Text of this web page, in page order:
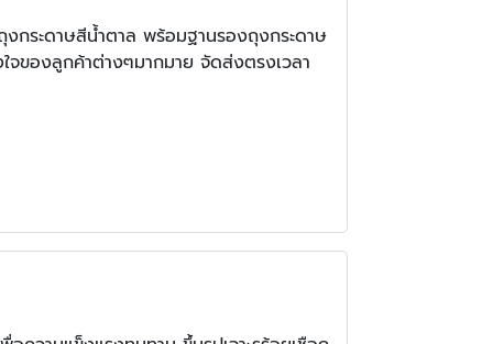
ระดาษสีน้ำตาล พร้อมฐานรองถุงกระดาษ
จของลูกค้าต่างๆมากมาย จัดส่งตรงเวลา